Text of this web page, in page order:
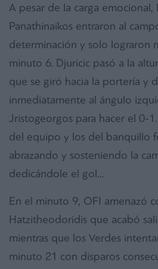
A pesar de la carga emocional,
Panathinaikos entraron al
determinación y solo lograron
minuto 6. Djuricic pasó a la
que se giró hacia la portería y
inmediatamente al ángulo
Jristogeorgos para hacer el 0-
del equipo y los del banquillo
abrazando y sosteniendo la
dedicándole el gol…
En el minuto 9, OFI amenazó
Hatzitheodoridis que acabó
mientras que los Verdes
minuto 21 con disparos